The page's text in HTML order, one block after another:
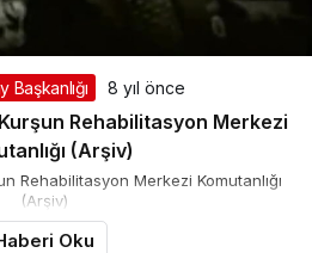
Başkanlığı 8 yıl önce
Rehabilitasyon Merkezi
(Arşiv)
Rehabilitasyon Merkezi Komutanlığı
(Arşiv)
Oku